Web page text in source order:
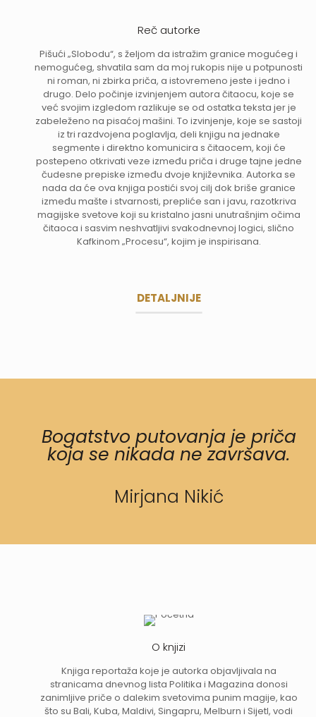
Reč autorke
Pišući „Slobodu“, s željom da istražim granice mogućeg i
nemogućeg, shvatila sam da moj rukopis nije u potpunosti
ni roman, ni zbirka priča, a istovremeno jeste i jedno i
drugo. Delo počinje izvinjenjem autora čitaocu, koje se
već svojim izgledom razlikuje se od ostatka teksta jer je
zabeleženo na pisaćoj mašini. To izvinjenje, koje se sastoji
iz tri razdvojena poglavlja, deli knjigu na jednake
segmente i direktno komunicira s čitaocem, koji će
postepeno otkrivati veze između priča i druge tajne jedne
čudesne prepiske između dvoje književnika. Autorka se
nada da će ova knjiga postići svoj cilj dok briše granice
između mašte i stvarnosti, prepliće san i javu, razotkriva
magijske svetove koji su kristalno jasni unutrašnjim očima
čitaoca i sasvim neshvatljivi svakodnevnoj logici, slično
Kafkinom „Procesu“, kojim je inspirisana.
DETALJNIJE
Bogatstvo putovanja je priča
koja se nikada ne završava.
Mirjana Nikić
O knjizi
Knjiga reportaža koje je autorka objavljivala na
stranicama dnevnog lista Politika i Magazina donosi
zanimljive priče o dalekim svetovima punim magije, kao
što su Bali, Kuba, Maldivi, Singapru, Melburn i Sijetl, vodi